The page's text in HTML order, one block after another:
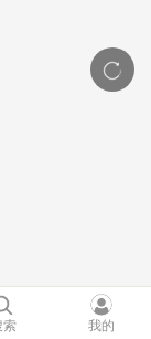
索 我的